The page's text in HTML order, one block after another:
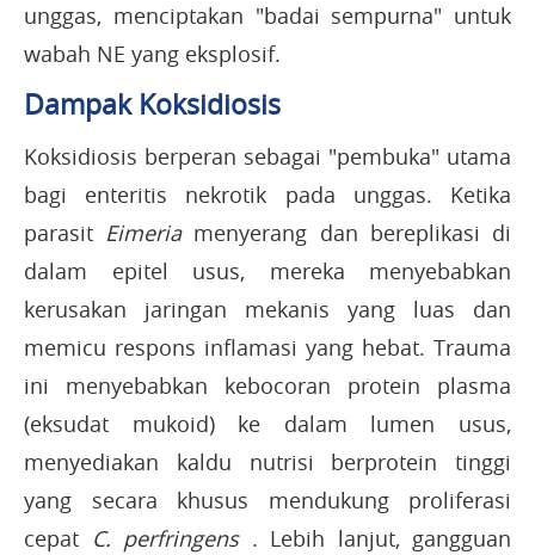
unggas, menciptakan "badai sempurna" untuk
wabah NE yang eksplosif.
Dampak Koksidiosis
Koksidiosis berperan sebagai "pembuka" utama
bagi enteritis nekrotik pada unggas. Ketika
parasit Eimeriamenyerang dan bereplikasi di
dalam epitel usus, mereka menyebabkan
kerusakan jaringan mekanis yang luas dan
memicu respons inflamasi yang hebat. Trauma
ini menyebabkan kebocoran protein plasma
(eksudat mukoid) ke dalam lumen usus,
menyediakan kaldu nutrisi berprotein tinggi
yang secara khusus mendukung proliferasi
cepat C. perfringens. Lebih lanjut, gangguan